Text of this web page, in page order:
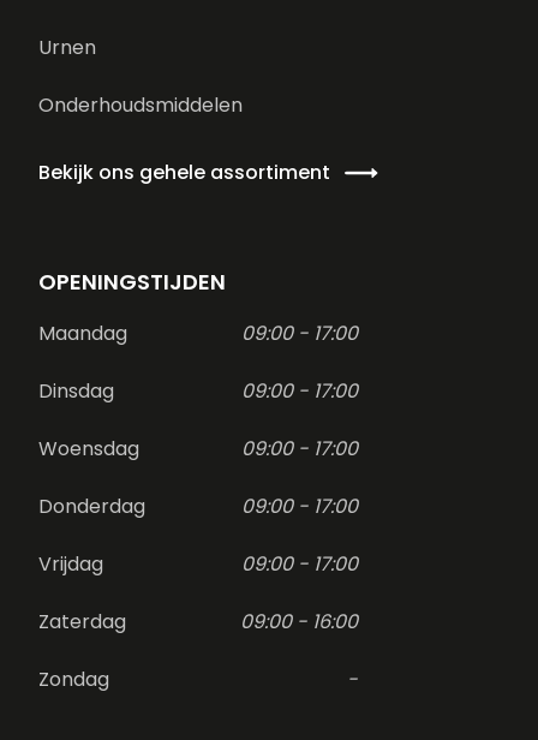
Urnen
Onderhoudsmiddelen
Bekijk ons gehele assortiment
OPENINGSTIJDEN
Maandag 09:00 - 17:00
Dinsdag 09:00 - 17:00
Woensdag 09:00 - 17:00
Donderdag 09:00 - 17:00
Vrijdag 09:00 - 17:00
Zaterdag 09:00 - 16:00
Zondag -